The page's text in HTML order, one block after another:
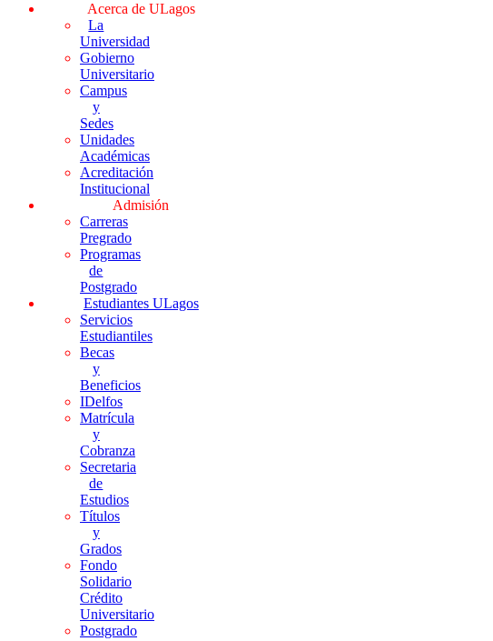
Acerca de ULagos
La
Universidad
Gobierno
Universitario
Campus
y
Sedes
Unidades
Académicas
Acreditación
Institucional
Admisión
Carreras
Pregrado
Programas
de
Postgrado
Estudiantes ULagos
Servicios
Estudiantiles
Becas
y
Beneficios
IDelfos
Matrícula
y
Cobranza
Secretaria
de
Estudios
Títulos
y
Grados
Fondo
Solidario
Crédito
Universitario
Postgrado